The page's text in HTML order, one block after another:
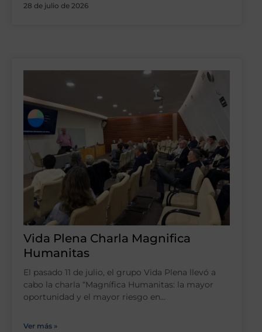
28 de julio de 2026
Vida Plena Charla Magnifica
Humanitas
El pasado 11 de julio, el grupo Vida Plena llevó a
cabo la charla “Magnífica Humanitas: la mayor
oportunidad y el mayor riesgo en…
Ver más »